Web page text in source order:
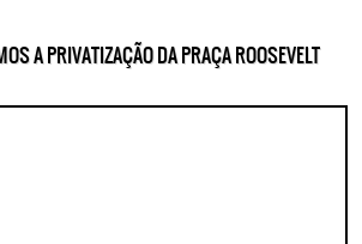
A PRIVATIZAÇÃO DA PRAÇA ROOSEVELT